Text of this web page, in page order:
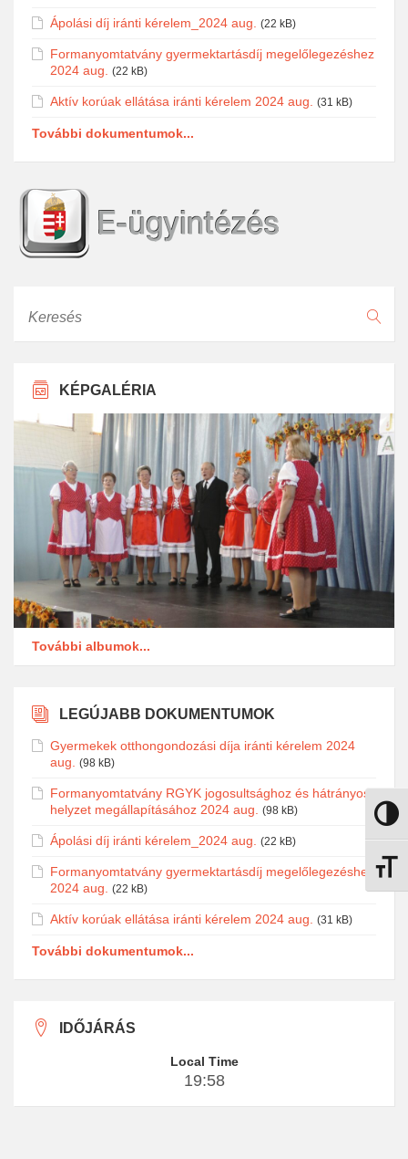
Nagy
Ápolási díj iránti kérelem_2024 aug. (22 kB)
Formanyomtatvány gyermektartásdíj megelőlegezéshez
2024 aug.
(22 kB)
Aktív korúak ellátása iránti kérelem 2024 aug. (31 kB)
További dokumentumok...
KÉPGALÉRIA
További albumok...
LEGÚJABB DOKUMENTUMOK
Gyermekek otthongondozási díja iránti kérelem 2024
aug.
(98 kB)
Formanyomtatvány RGYK jogosultsághoz és hátrányos
helyzet megállapításához 2024 aug.
(98 kB)
Ápolási díj iránti kérelem_2024 aug. (22 kB)
Formanyomtatvány gyermektartásdíj megelőlegezéshez
2024 aug.
(22 kB)
Aktív korúak ellátása iránti kérelem 2024 aug. (31 kB)
További dokumentumok...
IDŐJÁRÁS
Local Time
19:58